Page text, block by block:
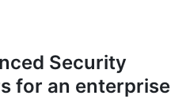
Security
for an enterprise